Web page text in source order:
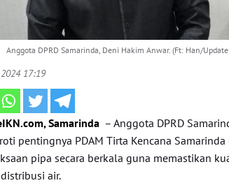
Anggota DPRD Samarinda, Deni Hakim Anwar. (Ft: Han/
17:19
Samarinda – Anggota DPRD
pentingnya PDAM Tirta Kencana
pipa secara berkala guna memastikan
air.